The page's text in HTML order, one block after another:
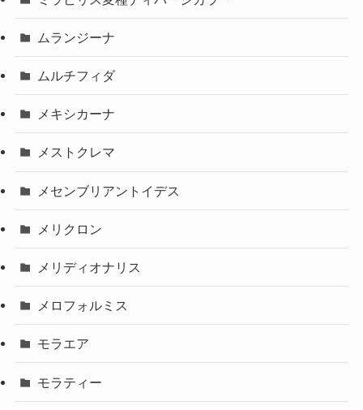
ムランジーナ
ムルチフィダ
メキシカーナ
メストクレマ
メセンブリアントイデス
メリクロン
メリディオナリス
メロフォルミス
モラエア
モラティー